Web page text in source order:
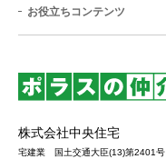
お役立ちコンテンツ
株式会社中央住宅
宅建業 国土交通大臣(13)第2401号